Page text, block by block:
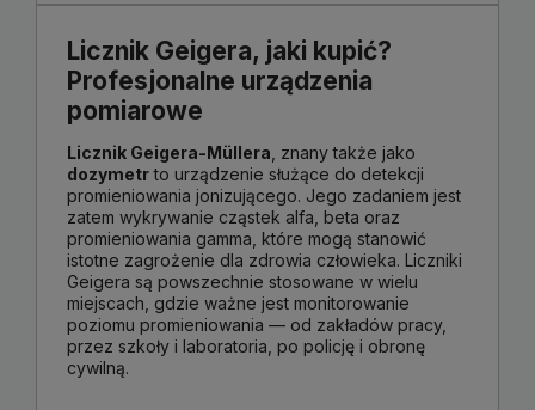
Licznik Geigera, jaki kupić?
Profesjonalne urządzenia
pomiarowe
Licznik Geigera-Müllera , znany także jako
dozymetrto urządzenie służące do detekcji
promieniowania jonizującego. Jego zadaniem jest
zatem wykrywanie cząstek alfa, beta oraz
promieniowania gamma, które mogą stanowić
istotne zagrożenie dla zdrowia człowieka. Liczniki
Geigera są powszechnie stosowane w wielu
miejscach, gdzie ważne jest monitorowanie
poziomu promieniowania — od zakładów pracy,
przez szkoły i laboratoria, po policję i obronę
cywilną.